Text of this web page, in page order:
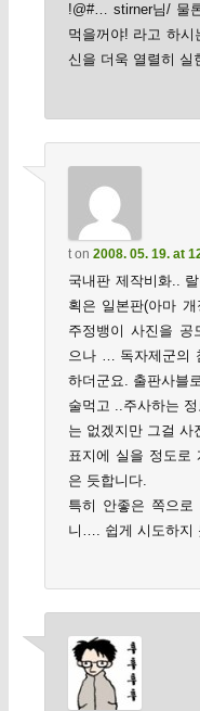
!@#… stirner님/ 물
먹을꺼야! 라고 하
신을 더욱 열렬히 실
ton 2008. 05. 19. at
국내판 제작비화..
획은 일본판(아마
주정뱅이 사진을 공
으나 … 독자제군의
하더군요. 출판사블
술먹고 ..주사하는
는 없겠지만 그걸 사
표지에 실을 정도로
은 듯합니다.
특히 안좋은 쪽으
니…. 쉽게 시도하지